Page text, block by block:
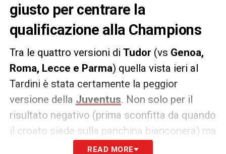
giusto per centrare la
qualificazione alla Champions
Tra le quattro versioni di Tudor (vs Genoa,
Roma, Lecce e Parma) quella vista ieri al
Tardini è stata certamente la peggior
versione della Juventus. Non solo per il
risultato negativo (prima sconfitta da quando
il croato siede sulla panchina bianconera) ma
anche per la prestazione altamente
READ MORE